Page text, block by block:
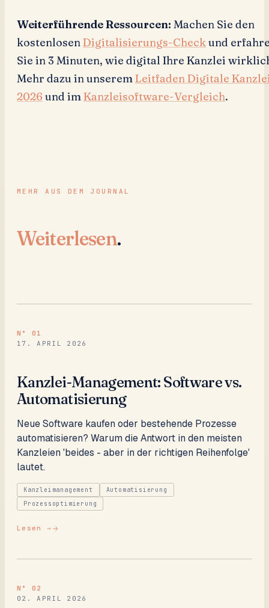
Weiterführende Ressourcen: Machen Sie den
kostenlosenDigitalisierungs-Checkund
Sie in 3 Minuten, wie digital Ihre Kanzlei
Mehr dazu in unseremLeitfaden Digitale
2026 und imKanzleisoftware-Vergleich.
MEHR AUS DEM JOURNAL
Weiterlesen.
N° 01
17. APRIL 2026
Kanzlei-Management: Software vs.
Automatisierung
Neue Software kaufen oder bestehende Prozesse
automatisieren? Warum die Antwort in den meisten
Kanzleien 'beides - aber in der richtigen Reihenfolge'
lautet.
Kanzleimanagement
Automatisierung
Prozessoptimierung
Lesen →
N° 02
02. APRIL 2026